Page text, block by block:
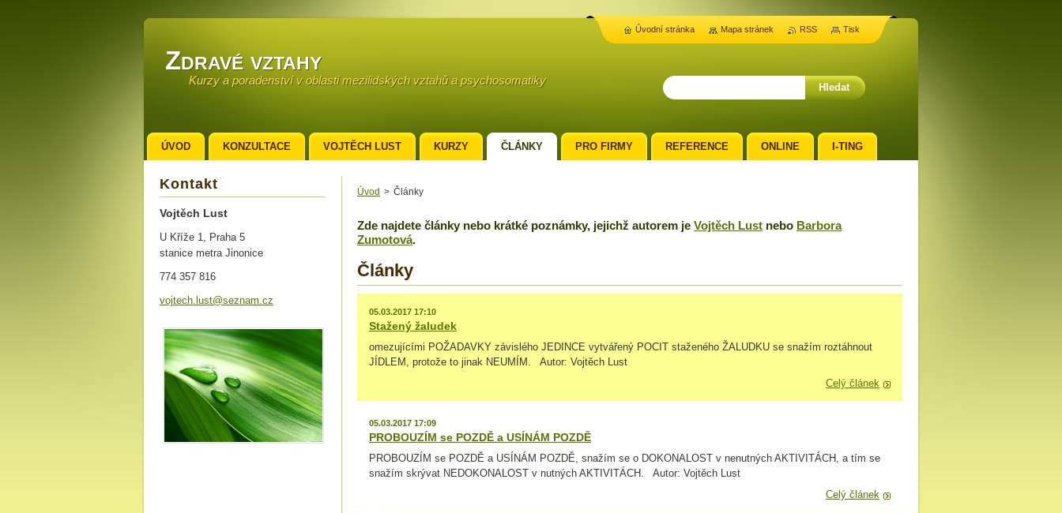
Zdravé vztahy
Kurzy a poradenství v oblasti mezilidských vztahů a psychosomatiky
Úvod > Články
Zde najdete články nebo krátké poznámky, jejichž autorem je Vojtěch Lust nebo Barbora
Zumotová.
Články
05.03.2017 17:10
Stažený žaludek
omezujícími POŽADAVKY závislého JEDINCE vytvářený POCIT staženého ŽALUDKU se snažím roztáhnout
JÍDLEM, protože to jinak NEUMÍM. Autor: Vojtěch Lust
Celý článek
05.03.2017 17:09
PROBOUZÍM se POZDĚ a USÍNÁM POZDĚ
PROBOUZÍM se POZDĚ a USÍNÁM POZDĚ, snažím se o DOKONALOST v nenutných AKTIVITÁCH, a tím se
snažím skrývat NEDOKONALOST v nutných AKTIVITÁCH. Autor: Vojtěch Lust
Celý článek
Kontakt
Vojtěch Lust
U Kříže 1, Praha 5
stanice metra Jinonice
774 357 816
vojtech. lust@seznam.cz
ÚVOD KONZULTACE VOJTĚCH LUST KURZY ČLÁNKY PRO FIRMY REFERENCE ONLINE I-TING
Úvodní stránka Mapa stránek RSS Tisk